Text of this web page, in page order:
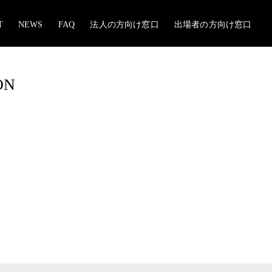
NEWS FAQ 法人の方向け窓口 出場者の方向け窓口